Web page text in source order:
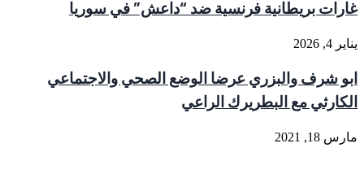
غارات بريطانية فرنسية ضد “داعش” في سوريا
يناير 4, 2026
ابو شرف والبزري عرضا الوضع الصحي والاجتماعي
الكارثي مع البطريرك الراعي
مارس 18, 2021